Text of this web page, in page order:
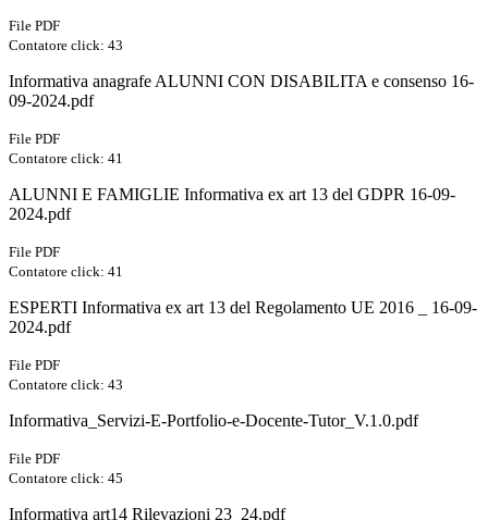
File PDF
Contatore click: 43
Informativa anagrafe ALUNNI CON DISABILITA e consenso 16-
09-2024.pdf
File PDF
Contatore click: 41
ALUNNI E FAMIGLIE Informativa ex art 13 del GDPR 16-09-
2024.pdf
File PDF
Contatore click: 41
ESPERTI Informativa ex art 13 del Regolamento UE 2016 _ 16-09-
2024.pdf
File PDF
Contatore click: 43
Informativa_Servizi-E-Portfolio-e-Docente-Tutor_V.1.0.pdf
File PDF
Contatore click: 45
Informativa art14 Rilevazioni 23_24.pdf